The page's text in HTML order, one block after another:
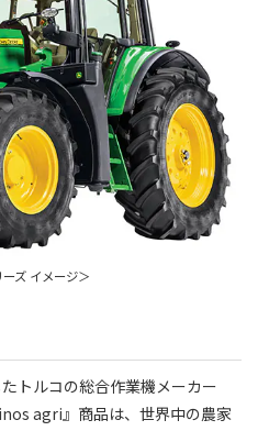
ズ イメージ＞
トルコの総合作業機メーカー
agri』商品は、世界中の農家